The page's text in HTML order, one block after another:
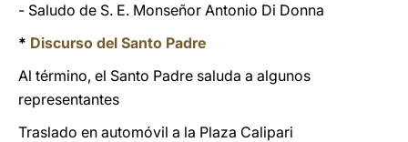
- Saludo de S. E. Monseñor Antonio Di Donna
* Discurso del Santo Padre
Al término, el Santo Padre saluda a algunos
representantes
Traslado en automóvil a la Plaza Calipari